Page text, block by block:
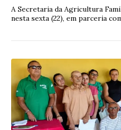
A Secretaria da Agricultura
nesta sexta (22), em parceria